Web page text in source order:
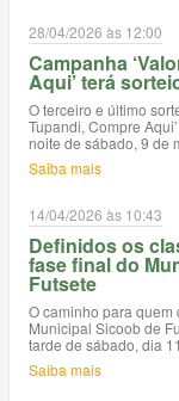
28/04/2026 às 12:00
Campanha
Aqui’ terá
O terceiro e último
Tupandi, Compre
noite de sábado, 9 de
Saiba mais
14/04/2026 às 10:43
Definidos os
fase final do
Futsete
O caminho para
Municipal Sicoob de
tarde de sábado, dia
Saiba mais